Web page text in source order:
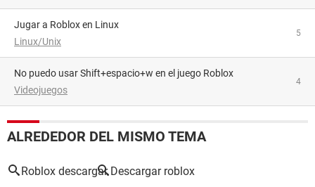
Jugar a Roblox en Linux
Linux/Unix
5
No puedo usar Shift+espacio+w en el juego Roblox
Videojuegos
4
ALREDEDOR DEL MISMO TEMA
Roblox descargar Descargar roblox